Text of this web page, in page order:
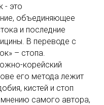
- это
объединяющее
и последние
В переводе с
– стопа.
корейский
его метода лежит
кистей и стоп
самого автора,